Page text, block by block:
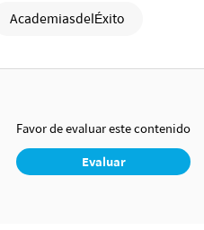
AcademiasdelÉxito
Favor de evaluar este contenido
Evaluar